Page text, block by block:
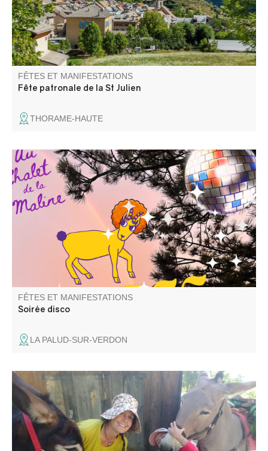
FÊTES ET MANIFESTATIONS
Fête patronale de la St Julien
THORAME-HAUTE
Venez passer une bonne soirée disco au Chalet de la
Maline avec DJ Uman ! Nous vous attendons nombreux
FÊTES ET MANIFESTATIONS
Soirée disco
LA PALUD-SUR-VERDON
Venez rencontrer les ânes d'Émilie, son métier d'ânière et
l'amour qu'elle porte à ses amis aux longues oreilles.
Rencontre du troupeau, pansage, balade avec les ânes ,
contes et poèmes sur cet animal attachant !